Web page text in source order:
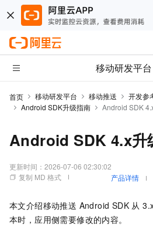
移动研发平台
首页 移动研发平台 移动推送 开发参
Android SDK升级指南
Android SDK
Android SDK 4.x升
更新时间： 2026-07-06 02:30:02
复制 MD 格式
产品详情
本文介绍移动推送 Android SDK 从
本时，应用侧需要修改的内容。